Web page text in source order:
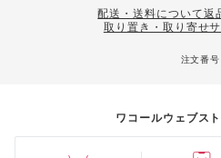
配送・送料について返
取り置き・取り寄せ
注文番
ワコールウェブス